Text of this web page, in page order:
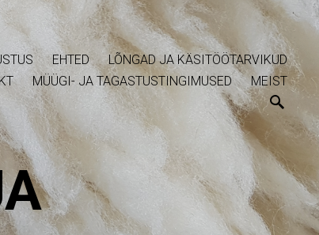
EHTED
LÕNGAD JA KÄSITÖÖTARVIKUD
MÜÜGI- JA TAGASTUSTINGIMUSED MEIST